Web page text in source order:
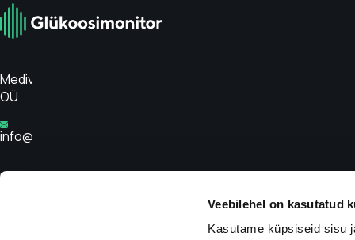
Veebilehel on kasutatud
Kasutame küpsiseid sisu
Medivar
OÜ
info@glükoosimonitor.ee
Privaatsuspoliitika